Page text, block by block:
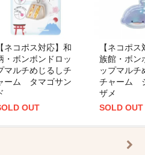
【ネコポス対応】和
・ボンボンドロッ
マルチめじるしチ
ーム タマゴサン
ド
OUT
【ネコポ
族館・ボン
ップマルチ
チャーム
ザメ
SOLD OUT